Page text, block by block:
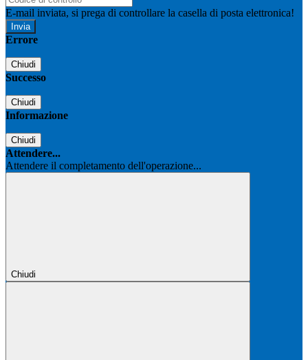
E-mail inviata, si prega di controllare la casella di posta elettronica!
Errore
Chiudi
Successo
Chiudi
Informazione
Chiudi
Attendere...
Attendere il completamento dell'operazione...
Chiudi